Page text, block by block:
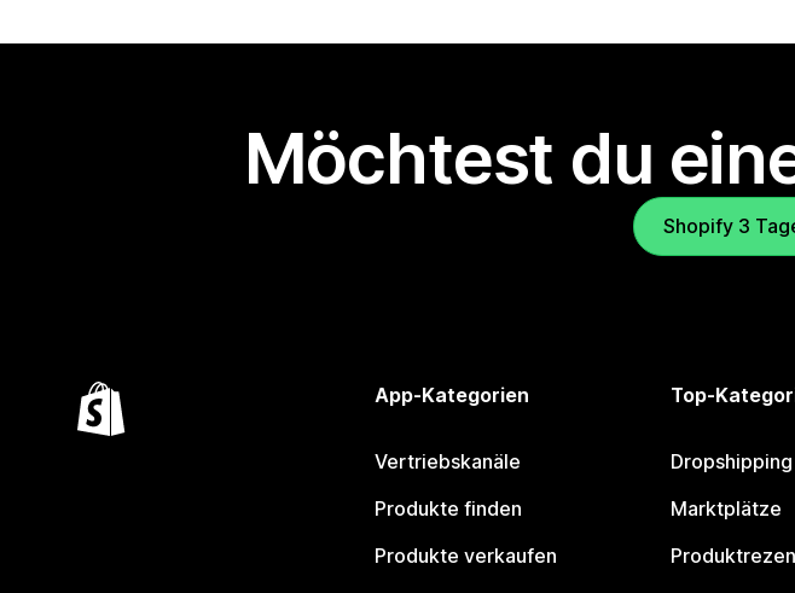
Möchtest du
Shopify 3
App-Kategorien
Vertriebskanäle
Produkte finden
Produkte verkaufen
Top-
Dropshipping
Marktplätze